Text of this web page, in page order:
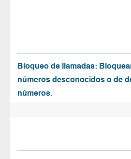
Bloqueo de llamadas:
números desconocidos o de
números.